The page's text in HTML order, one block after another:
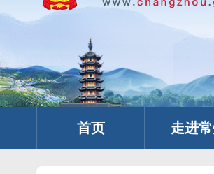
首页 走进常